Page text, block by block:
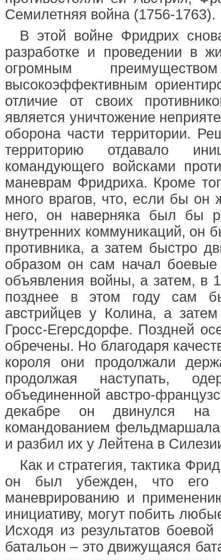
Семилетняя война (1756-1763).
В этой войне Фридрих
разработке и проведении в
огромным
высокоэффективным
отличие от своих
является уничтожение
оборона части территории.
территорию отдавало
командующего войсками
маневрам Фридриха. Кроме
много врагов, что, если бы он
него, он наверняка был бы
внутренних коммуникаций, он
противника, а затем быстро
образом он сам начал
объявления войны, а затем, в
позднее в этом году сам
австрийцев у Колина, а
Гросс-Егерсдорфе. Поздней
обречены. Но благодаря
короля они продолжали
продолжая наступать,
объединенной австро-
декабре он двинулся на
командованием фельдмаршала
и разбил их у Лейтена в
Как и стратегия, тактика
он был убежден, что его
маневрированию и
инициативу, могут побить
Исходя из результатов
батальон – это движущаяся